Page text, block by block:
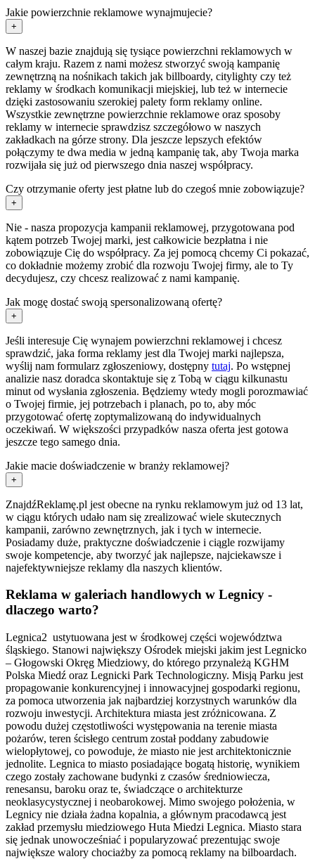
Jakie powierzchnie reklamowe wynajmujecie?
+
W naszej bazie znajdują się tysiące powierzchni reklamowych w
całym kraju. Razem z nami możesz stworzyć swoją kampanię
zewnętrzną na nośnikach takich jak billboardy, citylighty czy też
reklamy w środkach komunikacji miejskiej, lub też w internecie
dzięki zastosowaniu szerokiej palety form reklamy online.
Wszystkie zewnętrzne powierzchnie reklamowe oraz sposoby
reklamy w internecie sprawdzisz szczegółowo w naszych
zakładkach na górze strony. Dla jeszcze lepszych efektów
połączymy te dwa media w jedną kampanię tak, aby Twoja marka
rozwijała się już od pierwszego dnia naszej współpracy.
Czy otrzymanie oferty jest płatne lub do czegoś mnie zobowiązuje?
+
Nie - nasza propozycja kampanii reklamowej, przygotowana pod
kątem potrzeb Twojej marki, jest całkowicie bezpłatna i nie
zobowiązuje Cię do współpracy. Za jej pomocą chcemy Ci pokazać,
co dokładnie możemy zrobić dla rozwoju Twojej firmy, ale to Ty
decydujesz, czy chcesz realizować z nami kampanię.
Jak mogę dostać swoją spersonalizowaną ofertę?
+
Jeśli interesuje Cię wynajem powierzchni reklamowej i chcesz
sprawdzić, jaka forma reklamy jest dla Twojej marki najlepsza,
wyślij nam formularz zgłoszeniowy, dostępny tutaj. Po wstępnej
analizie nasz doradca skontaktuje się z Tobą w ciągu kilkunastu
minut od wysłania zgłoszenia. Będziemy wtedy mogli porozmawiać
o Twojej firmie, jej potrzebach i planach, po to, aby móc
przygotować ofertę zoptymalizowaną do indywidualnych
oczekiwań. W większości przypadków nasza oferta jest gotowa
jeszcze tego samego dnia.
Jakie macie doświadczenie w branży reklamowej?
+
ZnajdźReklamę.pl jest obecne na rynku reklamowym już od 13 lat,
w ciągu których udało nam się zrealizować wiele skutecznych
kampanii, zarówno zewnętrznych, jak i tych w internecie.
Posiadamy duże, praktyczne doświadczenie i ciągle rozwijamy
swoje kompetencje, aby tworzyć jak najlepsze, najciekawsze i
najefektywniejsze reklamy dla naszych klientów.
Reklama w galeriach handlowych w Legnicy -
dlaczego warto?
Legnica2 ustytuowana jest w środkowej części województwa
śląskiego. Stanowi największy Ośrodek miejski jakim jest Legnicko
– Głogowski Okręg Miedziowy, do którego przynależą KGHM
Polska Miedź oraz Legnicki Park Technologiczny. Misją Parku jest
propagowanie konkurencyjnej i innowacyjnej gospodarki regionu,
za pomoca utworzenia jak najbardziej korzystnych warunków dla
rozwoju inwestycji. Architektura miasta jest zróżnicowana. Z
powodu dużej częstotliwości występowania na terenie miasta
pożarów, teren ścisłego centrum został poddany zabudowie
wielopłytowej, co powoduje, że miasto nie jest architektonicznie
jednolite. Legnica to miasto posiadające bogatą historię, wynikiem
czego zostały zachowane budynki z czasów średniowiecza,
renesansu, baroku oraz te, świadczące o architekturze
neoklasycystycznej i neobarokowej. Mimo swojego położenia, w
Legnicy nie działa żadna kopalnia, a głównym pracodawcą jest
zakład przemysłu miedziowego Huta Miedzi Legnica. Miasto stara
się jednak unowocześniać i popularyzować prezentując swoje
największe walory chociażby za pomocą reklamy na bilboardach.